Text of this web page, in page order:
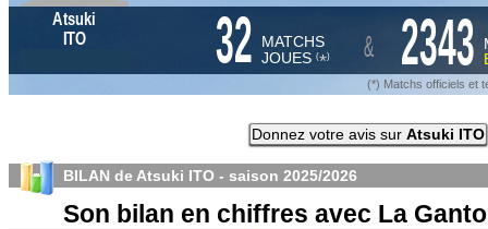
Atsuki
ITO
32 MATCHS
JOUES (*) & 2343
(*) Matchs officiels et
Donnez votre avis sur Atsuki ITO
BILAN de Atsuki ITO - saison 2025/2026
Son bilan en chiffres avec La